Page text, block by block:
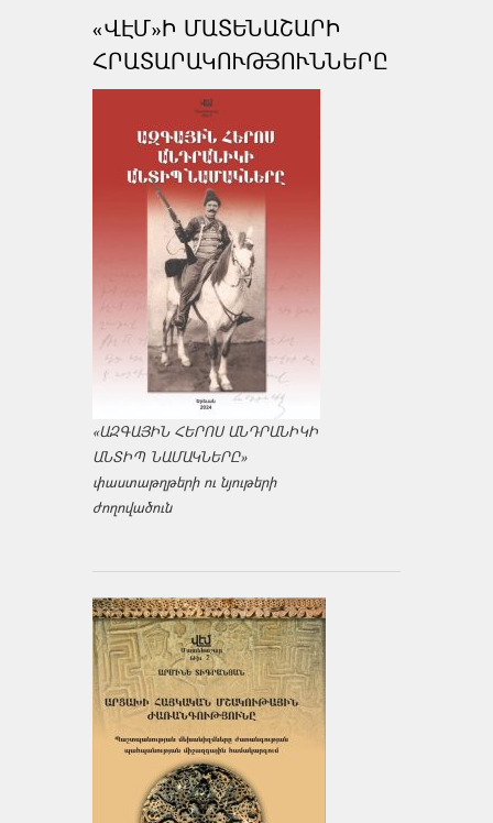
«ՎԷՄ»Ի ՄԱՏԵՆԱՇԱՐԻ
ՀՐԱՏԱՐԱԿՈՒԹՅՈՒՆՆԵՐԸ
«ԱԶԳԱՅԻՆ ՀԵՐՈՍ ԱՆԴՐԱՆԻԿԻ
ԱՆՏԻՊ ՆԱՄԱԿՆԵՐԸ»
փաստաթղթերի ու նյութերի
ժողովածուն